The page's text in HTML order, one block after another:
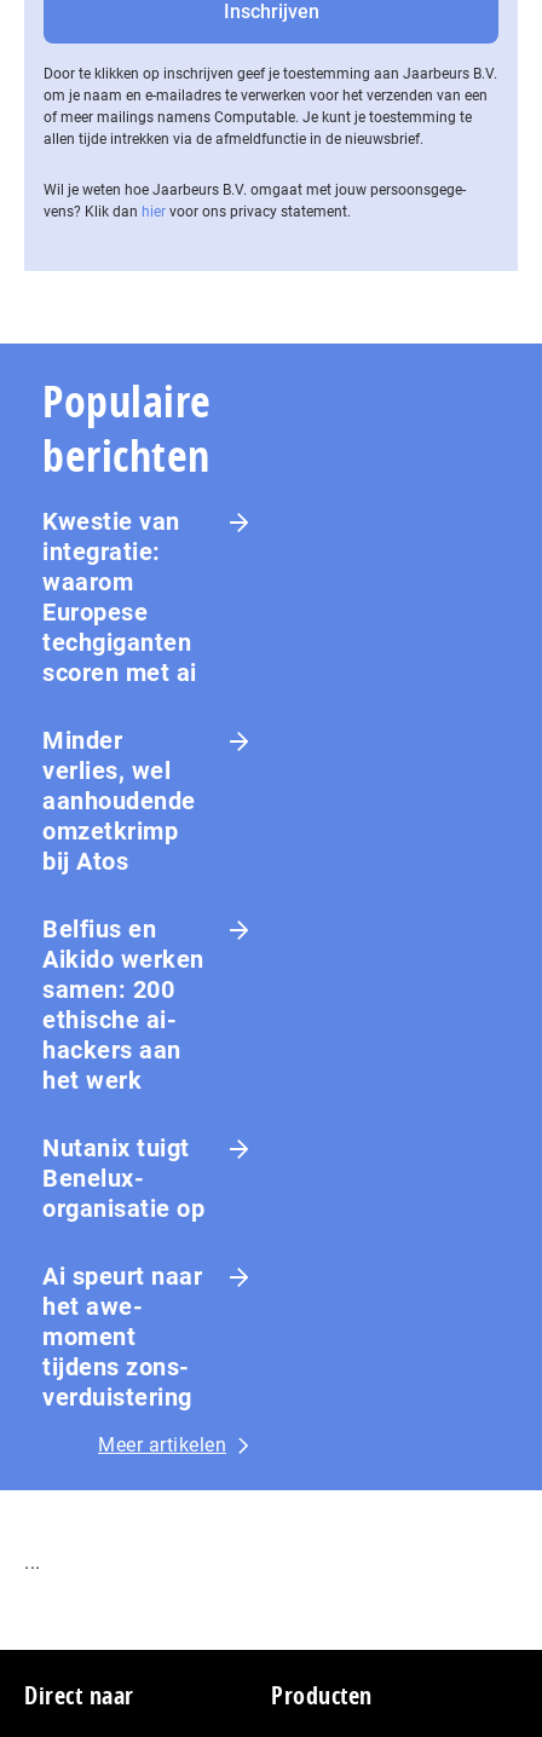
Door te klikken op inschrijven geef je toestemming aan Jaarbeurs B.V.
om je naam en e-mailadres te verwerken voor het verzenden van een
of meer mailings namens Computable. Je kunt je toestemming te
allen tijde intrekken via de af­meld­func­tie in de nieuwsbrief.
Wil je weten hoe Jaarbeurs B.V. omgaat met jouw per­soons­ge­ge­
vens? Klik dan hier voor ons privacy statement.
Populaire
berichten
Kwestie van
integratie:
waarom
Europese
techgiganten
scoren met ai
Minder
verlies, wel
aanhoudende
omzetkrimp
bij Atos
Belfius en
Aikido werken
samen: 200
ethische ai-
hackers aan
het werk
Nutanix tuigt
Benelux-
organisatie op
Ai speurt naar
het awe-
moment
tijdens zons­
ver­duis­te­ring
Meer artikelen
...
Footer
Direct naar Producten